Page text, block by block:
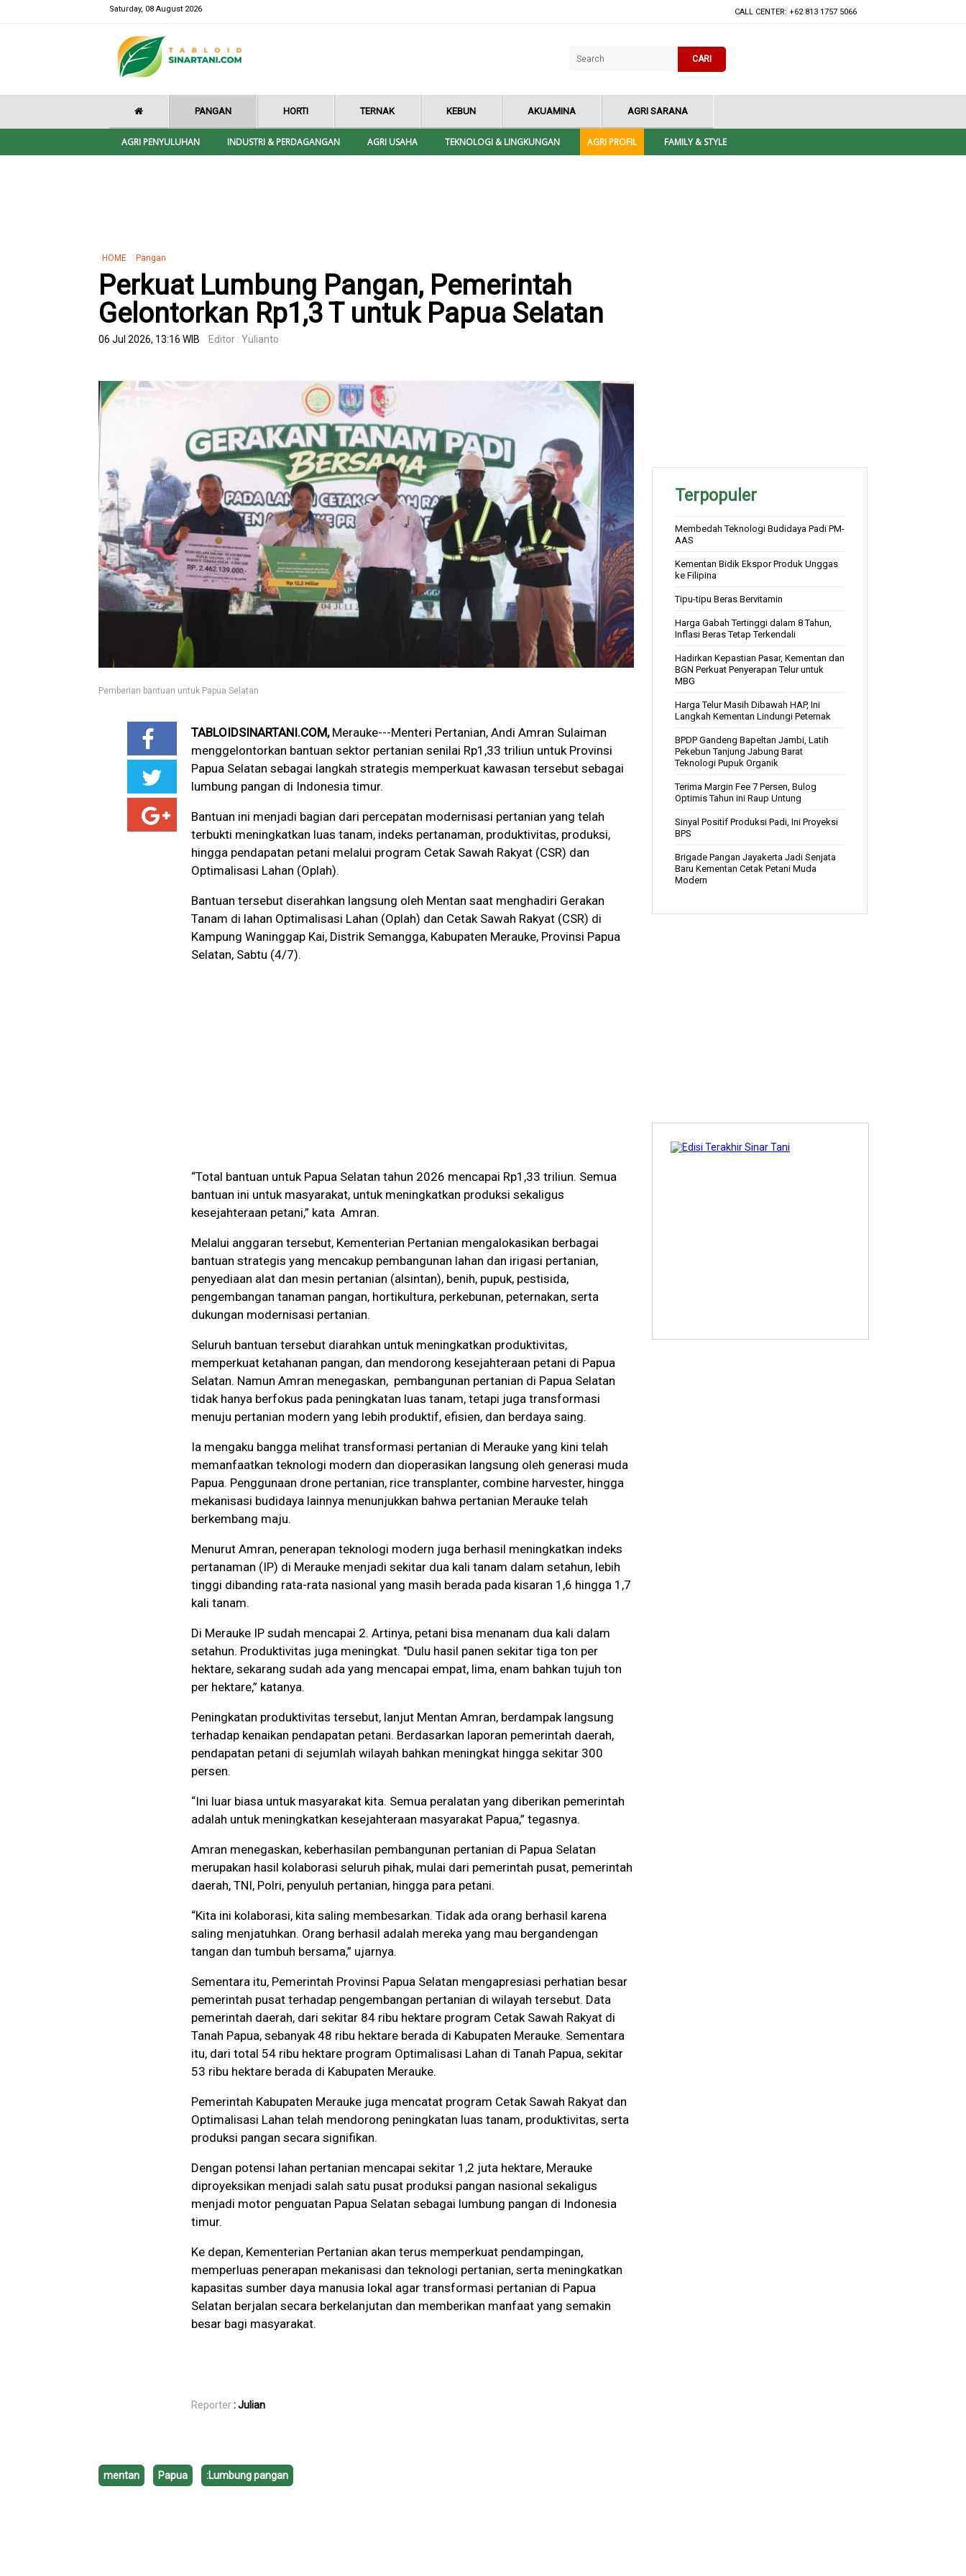
Saturday, 08 August 2026 CALL CENTER: +62 813 1757 5066
CARI
PANGAN HORTI TERNAK KEBUN AKUAMINA AGRI SARANA
AGRI PENYULUHAN INDUSTRI & PERDAGANGAN AGRI USAHA TEKNOLOGI & LINGKUNGAN AGRI PROFIL FAMILY & STYLE
HOME Pangan
Perkuat Lumbung Pangan, Pemerintah
Gelontorkan Rp1,3 T untuk Papua Selatan
06 Jul 2026, 13:16 WIB Editor : Yulianto
Pemberian bantuan untuk Papua Selatan
TABLOIDSINARTANI.COM,Merauke---Menteri Pertanian, Andi Amran Sulaiman
menggelontorkan bantuan sektor pertanian senilai Rp1,33 triliun untuk Provinsi
Papua Selatan sebagai langkah strategis memperkuat kawasan tersebut sebagai
lumbung pangan di Indonesia timur.
Bantuan ini menjadi bagian dari percepatan modernisasi pertanian yang telah
terbukti meningkatkan luas tanam, indeks pertanaman, produktivitas, produksi,
hingga pendapatan petani melalui program Cetak Sawah Rakyat (CSR) dan
Optimalisasi Lahan (Oplah).
Bantuan tersebut diserahkan langsung oleh Mentan saat menghadiri Gerakan
Tanam di lahan Optimalisasi Lahan (Oplah) dan Cetak Sawah Rakyat (CSR) di
Kampung Waninggap Kai, Distrik Semangga, Kabupaten Merauke, Provinsi Papua
Selatan, Sabtu (4/7).
“Total bantuan untuk Papua Selatan tahun 2026 mencapai Rp1,33 triliun. Semua
bantuan ini untuk masyarakat, untuk meningkatkan produksi sekaligus
kesejahteraan petani,” kata Amran.
Melalui anggaran tersebut, Kementerian Pertanian mengalokasikan berbagai
bantuan strategis yang mencakup pembangunan lahan dan irigasi pertanian,
penyediaan alat dan mesin pertanian (alsintan), benih, pupuk, pestisida,
pengembangan tanaman pangan, hortikultura, perkebunan, peternakan, serta
dukungan modernisasi pertanian.
Seluruh bantuan tersebut diarahkan untuk meningkatkan produktivitas,
memperkuat ketahanan pangan, dan mendorong kesejahteraan petani di Papua
Selatan. Namun Amran menegaskan, pembangunan pertanian di Papua Selatan
tidak hanya berfokus pada peningkatan luas tanam, tetapi juga transformasi
menuju pertanian modern yang lebih produktif, efisien, dan berdaya saing.
Ia mengaku bangga melihat transformasi pertanian di Merauke yang kini telah
memanfaatkan teknologi modern dan dioperasikan langsung oleh generasi muda
Papua. Penggunaan drone pertanian, rice transplanter, combine harvester, hingga
mekanisasi budidaya lainnya menunjukkan bahwa pertanian Merauke telah
berkembang maju.
Menurut Amran, penerapan teknologi modern juga berhasil meningkatkan indeks
pertanaman (IP) di Merauke menjadi sekitar dua kali tanam dalam setahun, lebih
tinggi dibanding rata-rata nasional yang masih berada pada kisaran 1,6 hingga 1,7
kali tanam.
Di Merauke IP sudah mencapai 2. Artinya, petani bisa menanam dua kali dalam
setahun. Produktivitas juga meningkat. "Dulu hasil panen sekitar tiga ton per
hektare, sekarang sudah ada yang mencapai empat, lima, enam bahkan tujuh ton
per hektare,” katanya.
Peningkatan produktivitas tersebut, lanjut Mentan Amran, berdampak langsung
terhadap kenaikan pendapatan petani. Berdasarkan laporan pemerintah daerah,
pendapatan petani di sejumlah wilayah bahkan meningkat hingga sekitar 300
persen.
“Ini luar biasa untuk masyarakat kita. Semua peralatan yang diberikan pemerintah
adalah untuk meningkatkan kesejahteraan masyarakat Papua,” tegasnya.
Amran menegaskan, keberhasilan pembangunan pertanian di Papua Selatan
merupakan hasil kolaborasi seluruh pihak, mulai dari pemerintah pusat, pemerintah
daerah, TNI, Polri, penyuluh pertanian, hingga para petani.
“Kita ini kolaborasi, kita saling membesarkan. Tidak ada orang berhasil karena
saling menjatuhkan. Orang berhasil adalah mereka yang mau bergandengan
tangan dan tumbuh bersama,” ujarnya.
Sementara itu, Pemerintah Provinsi Papua Selatan mengapresiasi perhatian besar
pemerintah pusat terhadap pengembangan pertanian di wilayah tersebut. Data
pemerintah daerah, dari sekitar 84 ribu hektare program Cetak Sawah Rakyat di
Tanah Papua, sebanyak 48 ribu hektare berada di Kabupaten Merauke. Sementara
itu, dari total 54 ribu hektare program Optimalisasi Lahan di Tanah Papua, sekitar
53 ribu hektare berada di Kabupaten Merauke.
Pemerintah Kabupaten Merauke juga mencatat program Cetak Sawah Rakyat dan
Optimalisasi Lahan telah mendorong peningkatan luas tanam, produktivitas, serta
produksi pangan secara signifikan.
Dengan potensi lahan pertanian mencapai sekitar 1,2 juta hektare, Merauke
diproyeksikan menjadi salah satu pusat produksi pangan nasional sekaligus
menjadi motor penguatan Papua Selatan sebagai lumbung pangan di Indonesia
timur.
Ke depan, Kementerian Pertanian akan terus memperkuat pendampingan,
memperluas penerapan mekanisasi dan teknologi pertanian, serta meningkatkan
kapasitas sumber daya manusia lokal agar transformasi pertanian di Papua
Selatan berjalan secara berkelanjutan dan memberikan manfaat yang semakin
besar bagi masyarakat.
Reporter: Julian
mentan Papua :Lumbung pangan
Terpopuler
Membedah Teknologi Budidaya Padi PM-
AAS
Kementan Bidik Ekspor Produk Unggas
ke Filipina
Tipu-tipu Beras Bervitamin
Harga Gabah Tertinggi dalam 8 Tahun,
Inflasi Beras Tetap Terkendali
Hadirkan Kepastian Pasar, Kementan dan
BGN Perkuat Penyerapan Telur untuk
MBG
Harga Telur Masih Dibawah HAP, Ini
Langkah Kementan Lindungi Peternak
BPDP Gandeng Bapeltan Jambi, Latih
Pekebun Tanjung Jabung Barat
Teknologi Pupuk Organik
Terima Margin Fee 7 Persen, Bulog
Optimis Tahun ini Raup Untung
Sinyal Positif Produksi Padi, Ini Proyeksi
BPS
Brigade Pangan Jayakerta Jadi Senjata
Baru Kementan Cetak Petani Muda
Modern